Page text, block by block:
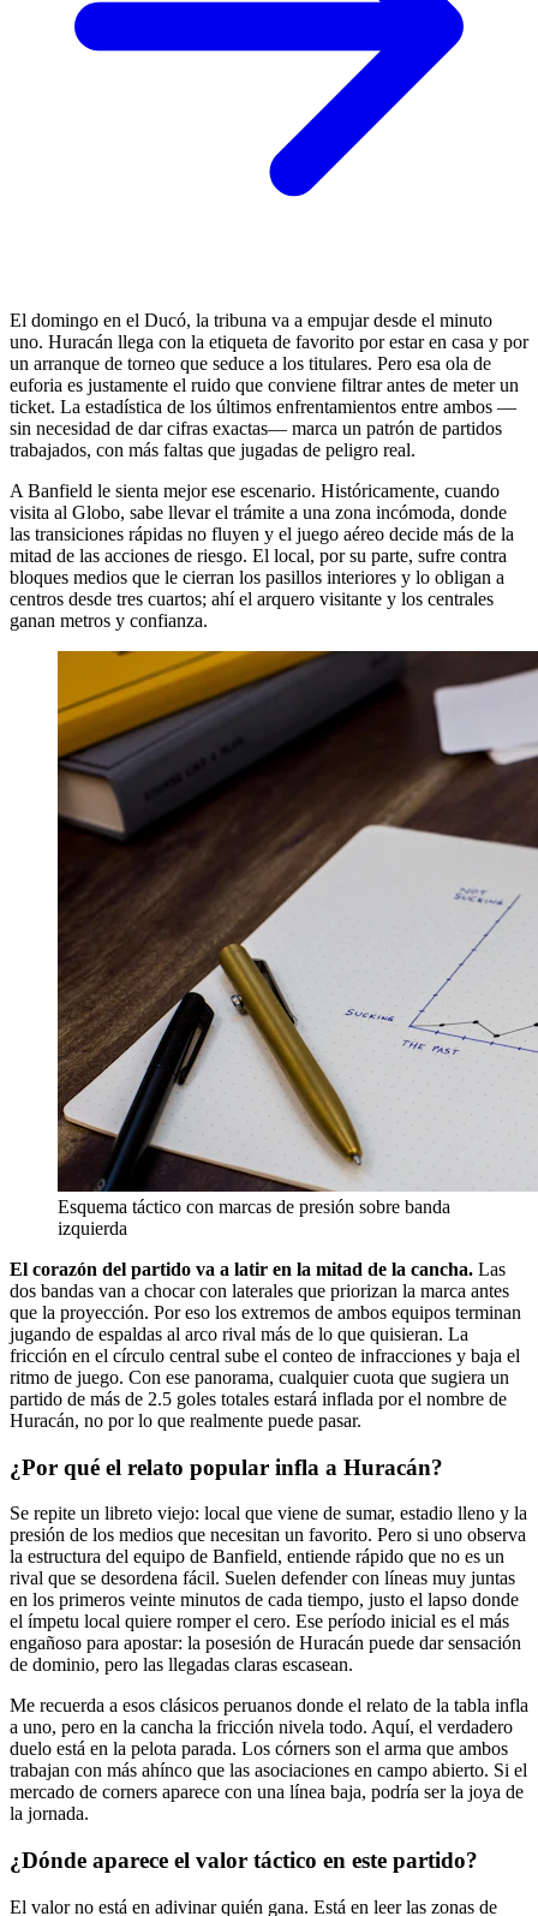
El domingo en el Ducó, la tribuna va a empujar desde el minuto
uno. Huracán llega con la etiqueta de favorito por estar en casa y por
un arranque de torneo que seduce a los titulares. Pero esa ola de
euforia es justamente el ruido que conviene filtrar antes de meter un
ticket. La estadística de los últimos enfrentamientos entre ambos —
sin necesidad de dar cifras exactas— marca un patrón de partidos
trabajados, con más faltas que jugadas de peligro real.
A Banfield le sienta mejor ese escenario. Históricamente, cuando
visita al Globo, sabe llevar el trámite a una zona incómoda, donde
las transiciones rápidas no fluyen y el juego aéreo decide más de la
mitad de las acciones de riesgo. El local, por su parte, sufre contra
bloques medios que le cierran los pasillos interiores y lo obligan a
centros desde tres cuartos; ahí el arquero visitante y los centrales
ganan metros y confianza.
Esquema táctico con marcas de presión sobre banda
izquierda
El corazón del partido va a latir en la mitad de la cancha. Las
dos bandas van a chocar con laterales que priorizan la marca antes
que la proyección. Por eso los extremos de ambos equipos terminan
jugando de espaldas al arco rival más de lo que quisieran. La
fricción en el círculo central sube el conteo de infracciones y baja el
ritmo de juego. Con ese panorama, cualquier cuota que sugiera un
partido de más de 2.5 goles totales estará inflada por el nombre de
Huracán, no por lo que realmente puede pasar.
¿Por qué el relato popular infla a Huracán?
Se repite un libreto viejo: local que viene de sumar, estadio lleno y la
presión de los medios que necesitan un favorito. Pero si uno observa
la estructura del equipo de Banfield, entiende rápido que no es un
rival que se desordena fácil. Suelen defender con líneas muy juntas
en los primeros veinte minutos de cada tiempo, justo el lapso donde
el ímpetu local quiere romper el cero. Ese período inicial es el más
engañoso para apostar: la posesión de Huracán puede dar sensación
de dominio, pero las llegadas claras escasean.
Me recuerda a esos clásicos peruanos donde el relato de la tabla infla
a uno, pero en la cancha la fricción nivela todo. Aquí, el verdadero
duelo está en la pelota parada. Los córners son el arma que ambos
trabajan con más ahínco que las asociaciones en campo abierto. Si el
mercado de corners aparece con una línea baja, podría ser la joya de
la jornada.
¿Dónde aparece el valor táctico en este partido?
El valor no está en adivinar quién gana. Está en leer las zonas de